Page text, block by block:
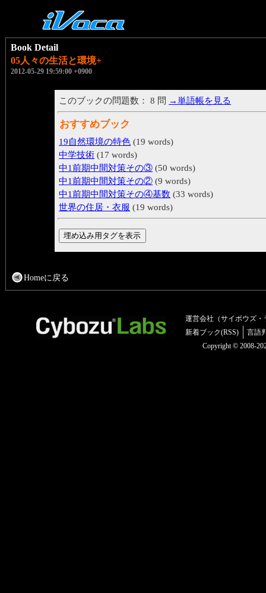
Book Detail
05人々の生活と環境+
2012-05-29 19:59:00 +0900
このブックの問題数： 8 問 →単語帳を見る
おすすめブック
19自然環境の特色 (19 words)
中学技術 (17 words)
中1前期中間対策その③ (50 words)
中1前期中間対策その② (9 words)
中1前期中間対策その④基数 (33 words)
世界の住居・衣服 (19 words)
Homeに戻る
運営会社（サイボウズ・
新着ブック(RSS)
言語
Copyright © 2008-